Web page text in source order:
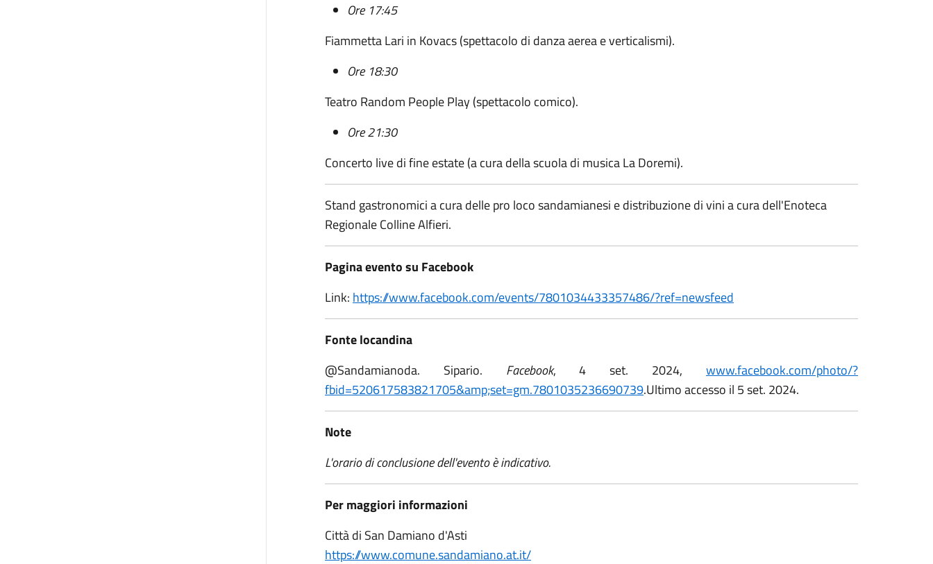
Ore 17:45
Fiammetta Lari in Kovacs (spettacolo di danza aerea e verticalismi).
Ore 18:30
Teatro Random People Play (spettacolo comico).
Ore 21:30
Concerto live di fine estate (a cura della scuola di musica La Doremi).
Stand gastronomici a cura delle pro loco sandamianesi e distribuzione di vini a cura dell'Enoteca
Regionale Colline Alfieri.
Pagina evento su Facebook
Link: https://www.facebook.com/events/7801034433357486/?ref=newsfeed
Fonte locandina
@Sandamianoda. Sipario. Facebook, 4 set. 2024, www.facebook.com/photo/?
fbid=520617583821705&amp;set=gm.7801035236690739.Ultimo accesso il 5 set. 2024.
Note
L'orario di conclusione dell'evento è indicativo.
Per maggiori informazioni
Città di San Damiano d'Asti
https://www.comune.sandamiano.at.it/